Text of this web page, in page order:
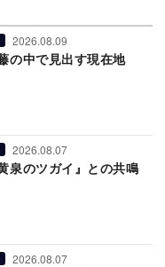
2026.08.09
の中で見出す現在地
2026.08.07
泉のツガイ』との共鳴
2026.08.07